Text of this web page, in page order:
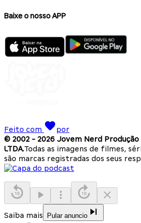
Baixe o nosso APP
Feito com
por
© 2002 - 2026 Jovem Nerd
LTDA.Todas as imagens de filmes,
são marcas registradas dos seus
Saiba mais Pular anuncio